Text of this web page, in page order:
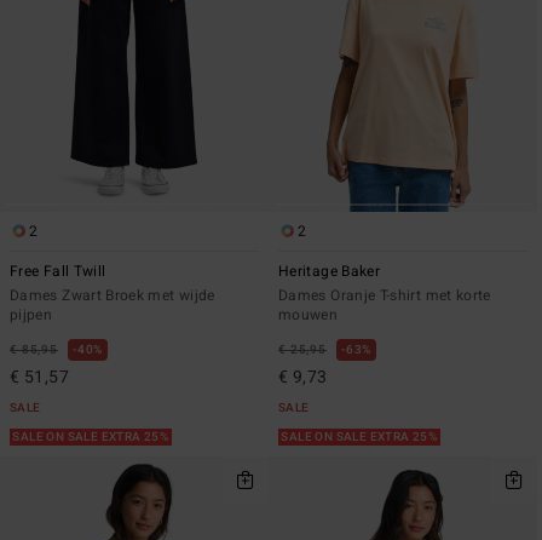
2
Free Fall Twill
Dames Zwart Broek met wijde
pijpen
€ 85,95 40%
€ 51,57
SALE
SALE ON SALE EXTRA 25%
2
Heritage Baker
Dames Oranje T-shirt met korte
mouwen
€ 25,95 63%
€ 9,73
SALE
SALE ON SALE EXTRA 25%